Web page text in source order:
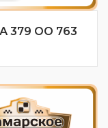
379 ОО 763